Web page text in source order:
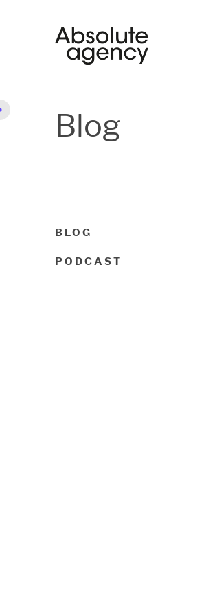
Blog
BLOG
PODCAST